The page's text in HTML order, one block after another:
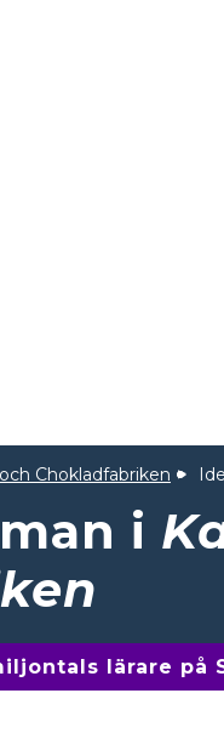
Chokladfabriken
i
lärare på